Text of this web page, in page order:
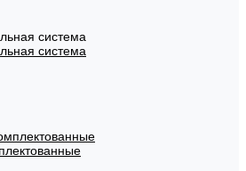
система
система